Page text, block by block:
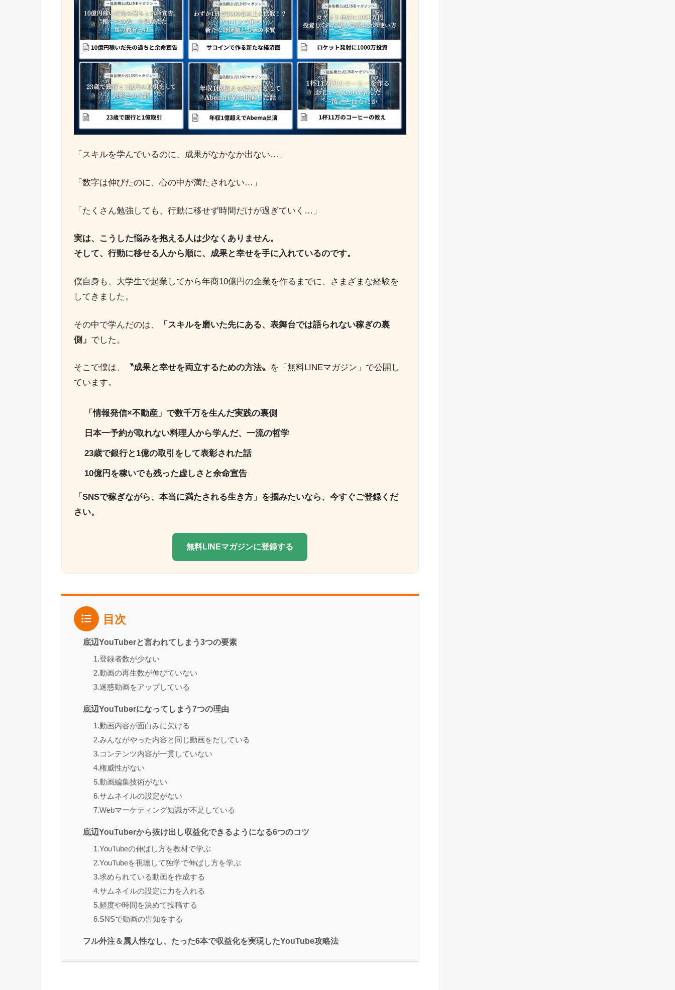
「スキルを学んでいるのに、成果がなかなか出ない…」
「数字は伸びたのに、心の中が満たされない…」
「たくさん勉強しても、行動に移せず時間だけが過ぎていく…」
実は、こうした悩みを抱える人は少なくありません。
そして、行動に移せる人から順に、成果と幸せを手に入れているのです。
僕自身も、大学生で起業してから年商10億円の企業を作るまでに、さまざまな経験を
してきました。
その中で学んだのは、
「スキルを磨いた先にある、表舞台では語られない稼ぎの裏
側」 でした。
そこで僕は、 〝成果と幸せを両立するための方法〟 を「無料LINEマガジン」で公開し
ています。
「情報発信×不動産」で数千万を生んだ実践の裏側
日本一予約が取れない料理人から学んだ、一流の哲学
23歳で銀行と1億の取引をして表彰された話
10億円を稼いでも残った虚しさと余命宣告
「SNSで稼ぎながら、本当に満たされる生き方」を掴みたいなら、今すぐご登録くだ
さい。
無料LINEマガジンに登録する
目次
底辺YouTuberと言われてしまう3つの要素
1.登録者数が少ない
2.動画の再生数が伸びていない
3.迷惑動画をアップしている
底辺YouTuberになってしまう7つの理由
1.動画内容が面白みに欠ける
2.みんながやった内容と同じ動画をだしている
3.コンテンツ内容が一貫していない
4.権威性がない
5.動画編集技術がない
6.サムネイルの設定がない
7.Webマーケティング知識が不足している
底辺YouTuberから抜け出し収益化できるようになる6つのコツ
1.YouTubeの伸ばし方を教材で学ぶ
2.YouTubeを視聴して独学で伸ばし方を学ぶ
3.求められている動画を作成する
4.サムネイルの設定に力を入れる
5.頻度や時間を決めて投稿する
6.SNSで動画の告知をする
フル外注＆属人性なし、たった6本で収益化を実現したYouTube攻略法